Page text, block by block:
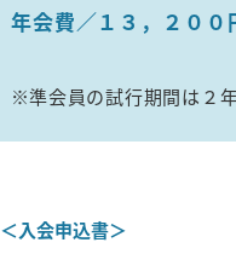
年会費
１３，２００
準会員の試行期間は２
＜入会申込書＞